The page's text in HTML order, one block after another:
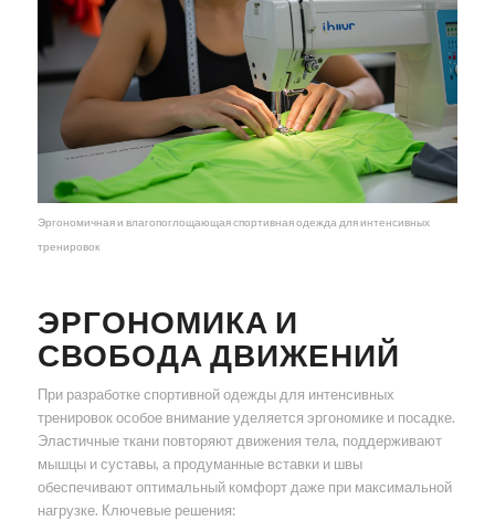
Эргономичная и влагопоглощающая спортивная одежда для интенсивных
тренировок
ЭРГОНОМИКА И
СВОБОДА ДВИЖЕНИЙ
При разработке спортивной одежды для интенсивных
тренировок особое внимание уделяется эргономике и посадке.
Эластичные ткани повторяют движения тела, поддерживают
мышцы и суставы, а продуманные вставки и швы
обеспечивают оптимальный комфорт даже при максимальной
нагрузке. Ключевые решения: